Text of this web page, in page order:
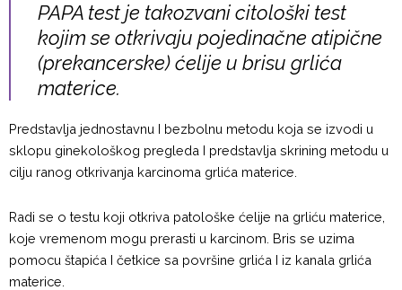
PAPA test je takozvani citološki test
kojim se otkrivaju pojedinačne atipične
(prekancerske) ćelije u brisu grlića
materice.
Predstavlja jednostavnu I bezbolnu metodu koja se izvodi u
sklopu ginekološkog pregleda I predstavlja skrining metodu u
cilju ranog otkrivanja karcinoma grlića materice.
Radi se o testu koji otkriva patološke ćelije na grliću materice,
koje vremenom mogu prerasti u karcinom. Bris se uzima
pomocu štapića I četkice sa površine grlića I iz kanala grlića
materice.